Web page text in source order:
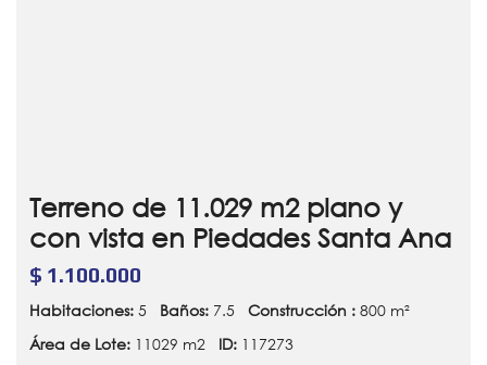
Terreno de 11.029 m2 plano y
con vista en Piedades Santa Ana
$ 1.100.000
Habitaciones: 5 Baños: 7.5 Construcción : 800 m²
Área de Lote: 11029 m2 ID: 117273